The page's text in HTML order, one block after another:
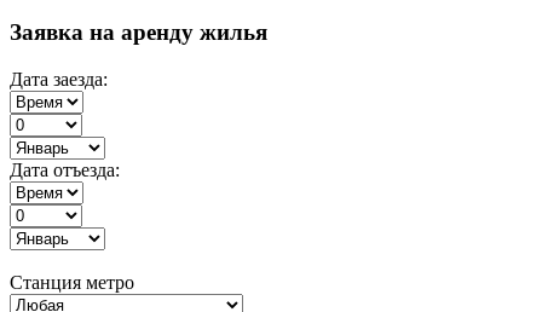
Заявка на аренду жилья
Дата заезда:
Дата отъезда:
Станция метро